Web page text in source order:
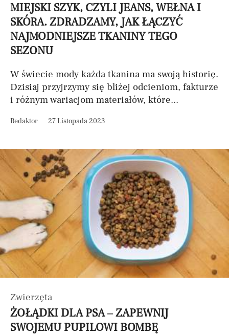
MIEJSKI SZYK, CZYLI JEANS, WEŁNA I
SKÓRA. ZDRADZAMY, JAK ŁĄCZYĆ
NAJMODNIEJSZE TKANINY TEGO
SEZONU
W świecie mody każda tkanina ma swoją historię.
Dzisiaj przyjrzymy się bliżej odcieniom, fakturze
i różnym wariacjom materiałów, które...
Redaktor 27 Listopada 2023
Zwierzęta
ŻOŁĄDKI DLA PSA – ZAPEWNIJ
SWOJEMU PUPILOWI BOMBĘ